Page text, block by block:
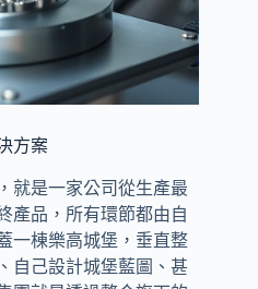
方案
就是一家公司從生產最
產品，所有環節都由自
一棟樂高城堡，垂直整
自己設計城堡藍圖、甚